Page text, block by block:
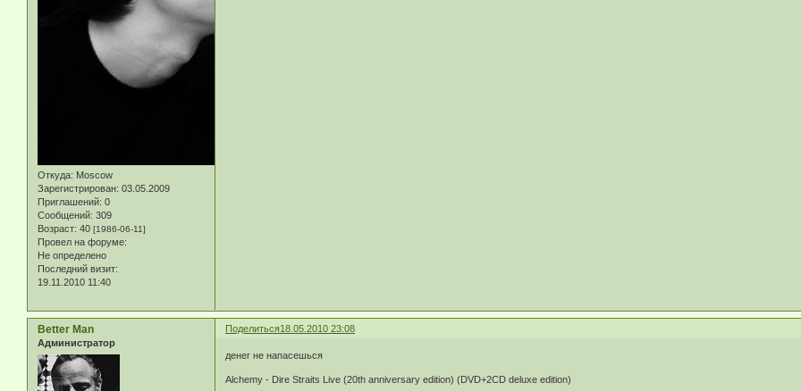
Откуда: Moscow
Зарегистрирован: 03.05.2009
Приглашений: 0
Сообщений: 309
Возраст: 40 [1986-06-11]
Провел на форуме:
Не определено
Последний визит:
19.11.2010 11:40
Поделиться18.05.2010 23:08
Better Man
Администратор
денег не напасешься
Alchemy - Dire Straits Live (20th anniversary edition) (DVD+2CD deluxe edition)